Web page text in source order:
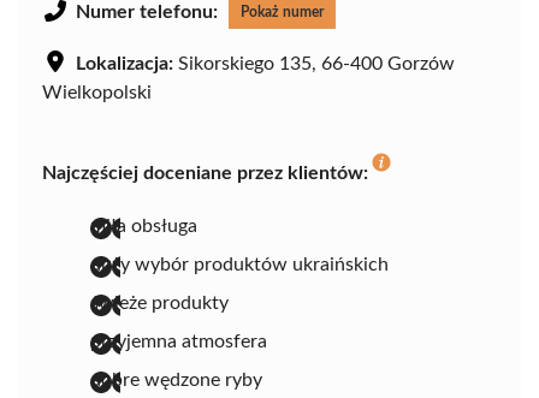
Numer telefonu: Pokaż numer
Lokalizacja: Sikorskiego 135, 66-400 Gorzów
Wielkopolski
Najczęściej doceniane przez klientów:
miła obsługa
duży wybór produktów ukraińskich
świeże produkty
przyjemna atmosfera
dobre wędzone ryby